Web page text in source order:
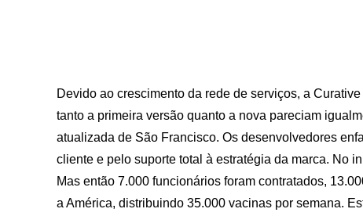
Devido ao crescimento da rede de serviços, a
tanto a primeira versão quanto a nova pareciam
atualizada de São Francisco. Os desenvolvedores
cliente e pelo suporte total à estratégia da marca. No
Mas então 7.000 funcionários foram contratados,
a América, distribuindo 35.000 vacinas por semana.